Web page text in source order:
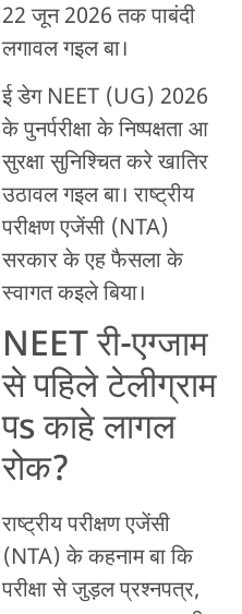
22 जून 2026 तक पाबंदी
लगावल गइल बा।
ई डेग NEET (UG) 2026
के पुनर्परीक्षा के निष्पक्षता आ
सुरक्षा सुनिश्चित करे खातिर
उठावल गइल बा। राष्ट्रीय
परीक्षण एजेंसी (NTA)
सरकार के एह फैसला के
स्वागत कइले बिया।
NEET री-एग्जाम
से पहिले टेलीग्राम
पs काहे लागल
रोक?
राष्ट्रीय परीक्षण एजेंसी
(NTA) के कहनाम बा कि
परीक्षा से जुड़ल प्रश्नपत्र,